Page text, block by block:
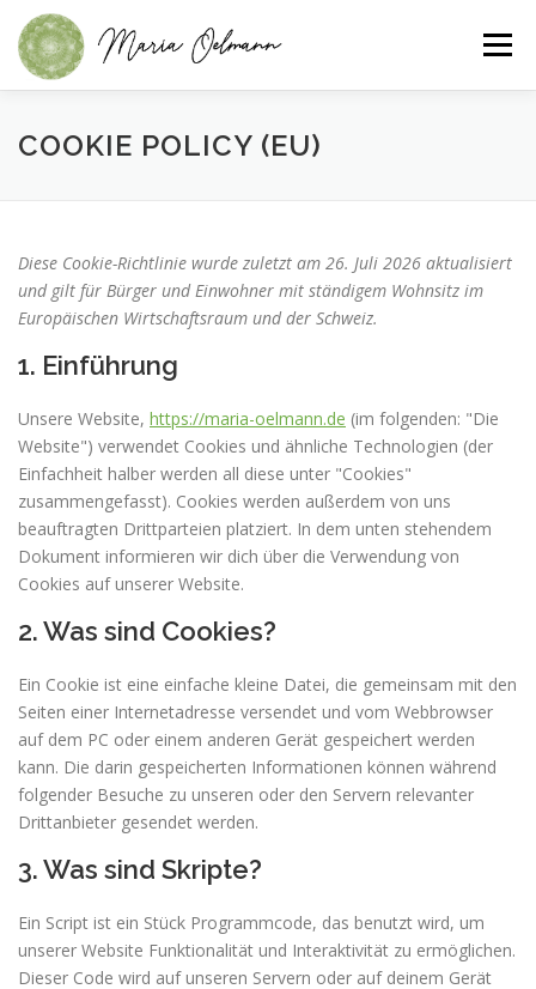
Menü
FELDENKRAIS CHILD’SPACE
COOKIE POLICY (EU)
Diese Cookie-Richtlinie wurde zuletzt am 26. Juli 2026 aktualisiert
und gilt für Bürger und Einwohner mit ständigem Wohnsitz im
Europäischen Wirtschaftsraum und der Schweiz.
1. Einführung
Unsere Website, https://maria-oelmann.de (im folgenden: "Die
Website") verwendet Cookies und ähnliche Technologien (der
Einfachheit halber werden all diese unter "Cookies"
zusammengefasst). Cookies werden außerdem von uns
beauftragten Drittparteien platziert. In dem unten stehendem
Dokument informieren wir dich über die Verwendung von
Cookies auf unserer Website.
2. Was sind Cookies?
Ein Cookie ist eine einfache kleine Datei, die gemeinsam mit den
Seiten einer Internetadresse versendet und vom Webbrowser
auf dem PC oder einem anderen Gerät gespeichert werden
kann. Die darin gespeicherten Informationen können während
folgender Besuche zu unseren oder den Servern relevanter
Drittanbieter gesendet werden.
3. Was sind Skripte?
Ein Script ist ein Stück Programmcode, das benutzt wird, um
unserer Website Funktionalität und Interaktivität zu ermöglichen.
Dieser Code wird auf unseren Servern oder auf deinem Gerät